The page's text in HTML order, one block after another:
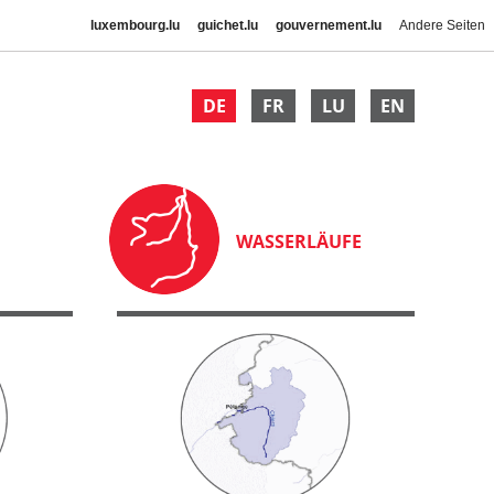
luxembourg.lu guichet.lu gouvernement.lu Andere Seiten
DE FR LU EN
WASSERLÄUFE